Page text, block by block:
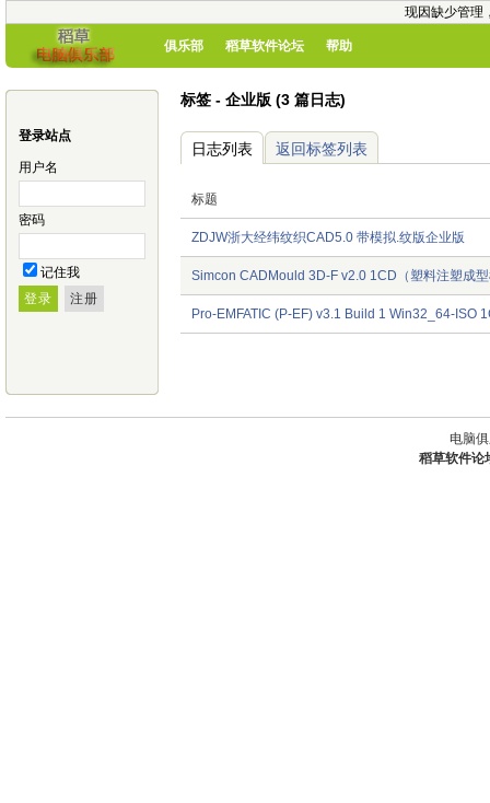
现因缺少管理
俱乐部 稻草软件论坛 帮助
登录站点
用户名
密码
记住我
标签 - 企业版 (3 篇日志)
日志列表 返回标签列表
标题
ZDJW浙大经纬纹织CAD5.0 带模拟.纹版企业版
Simcon CADMould 3D-F v2.0 1CD（塑料注塑成
Pro-EMFATIC (P-EF) v3.1 Build 1 Win32_64-ISO
电脑
稻草软件论